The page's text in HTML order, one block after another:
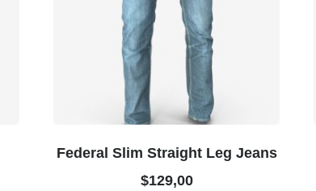
Federal Slim Straight Leg Jeans
$129,00